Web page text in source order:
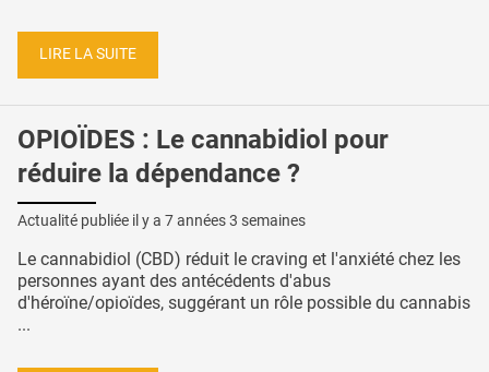
LIRE LA SUITE
OPIOÏDES : Le cannabidiol pour
réduire la dépendance ?
Actualité publiée il y a 7 années 3 semaines
Le cannabidiol (CBD) réduit le craving et l'anxiété chez les
personnes ayant des antécédents d'abus
d'héroïne/opioïdes, suggérant un rôle possible du cannabis
...